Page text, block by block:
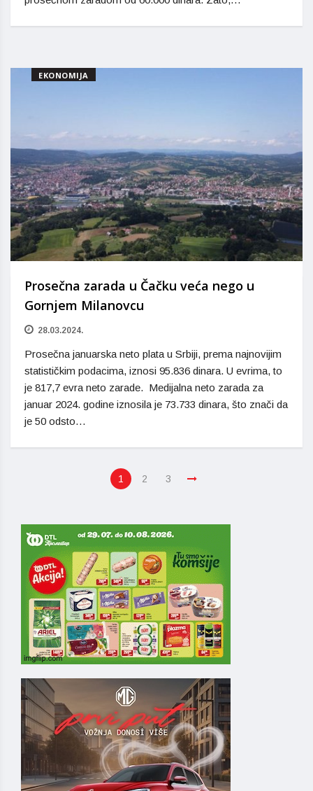
EKONOMIJA
Prosečna zarada u Čačku veća nego u
Gornjem Milanovcu
28.03.2024.
Prosečna januarska neto plata u Srbiji, prema najnovijim
statističkim podacima, iznosi 95.836 dinara. U evrima, to
je 817,7 evra neto zarade. Medijalna neto zarada za
januar 2024. godine iznosila je 73.733 dinara, što znači da
je 50 odsto…
1 2 3